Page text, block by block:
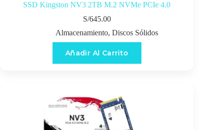
SSD Kingston NV3 2TB M.2 NVMe PCIe 4.0
S/645.00
Almacenamiento, Discos Sólidos
Añadir Al Carrito